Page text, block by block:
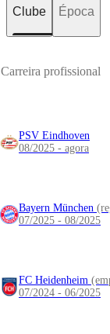
Clube Época
Carreira profissional
PSV Eindhoven
08/2025 - agora
Bayern München
07/2025 - 08/2025
FC Heidenheim
07/2024 - 06/2025